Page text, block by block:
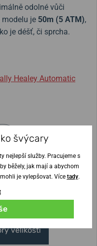
odolné vůči
je 50m (5 ATM),
je déšť, či sprcha.
Healey Automatic
pouzdra
mm
velikostí
švýcary
nejlepší služby. Pracujeme s
běžely, jak mají a abychom
je vylepšovat. Více tady.